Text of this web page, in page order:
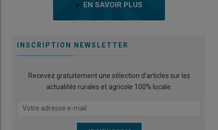
EN SAVOIR PLUS
INSCRIPTION NEWSLETTER
Recevez gratuitement une sélection d’articles sur les
actualités rurales et agricole 100% locale.